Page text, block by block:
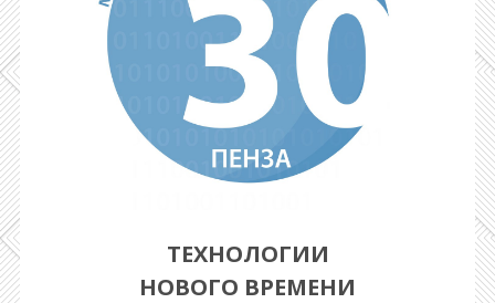
ТЕХНОЛОГИИ
НОВОГО ВРЕМЕНИ